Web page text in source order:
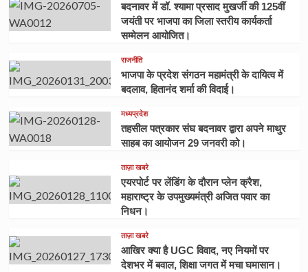
बदनावर में डॉ. श्यामा प्रसाद मुखर्जी की 125वीं
जयंती पर भाजपा का जिला स्तरीय कार्यकर्ता
सम्मेलन आयोजित।
राजनीति
भाजपा के प्रदेश संगठन महामंत्री के दायित्व में
बदलाव, हितानंद शर्मा की विदाई।
मध्यप्रदेश
तहसील पत्रकार संघ बदनावर द्वारा अपने माथुर
साहब का आयोजन 29 जनवरी को।
ताज़ा खबरे
एयरपोर्ट पर लेंडिंग के दौरान प्लेन क्रैश,
महाराष्ट्र के उपमुख्यमंत्री अजित पवार का
निधन।
ताज़ा खबरे
आखिर क्या है UGC विवाद, नए नियमों पर
देशभर में बवाल, शिक्षा जगत में मचा घमासान।